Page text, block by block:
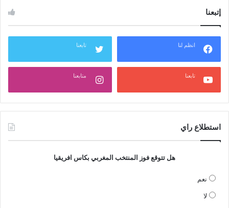
إتبعنا
انظم لنا تابعنا
تابعنا متابعنا
استطلاع راي
هل تتوقع فوز المنتخب المغربي بكاس افريقيا
نعم
لا